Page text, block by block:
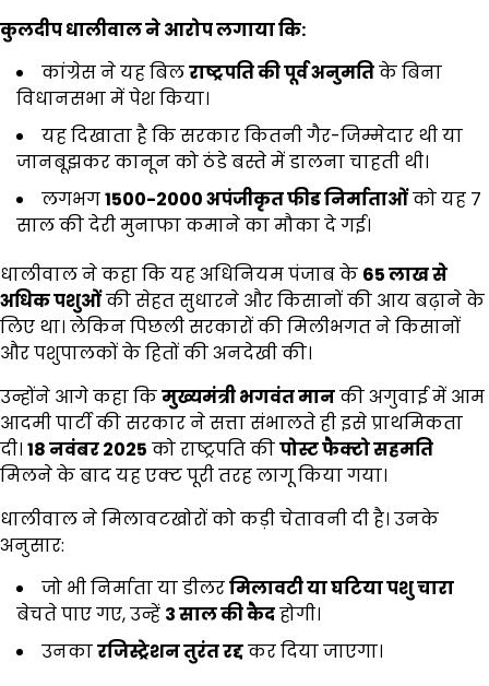
कुलदीप धालीवाल ने आरोप लगाया कि:
कांग्रेस ने यह बिलराष्ट्रपति की पूर्व अनुमतिके बिना
विधानसभा में पेश किया।
यह दिखाता है कि सरकार कितनी गैर-जिम्मेदार थी या
जानबूझकर कानून को ठंडे बस्ते में डालना चाहती थी।
लगभग1500-2000अपंजीकृत फीड निर्माताओंको यह 7
साल की देरी मुनाफा कमाने का मौका दे गई।
धालीवाल ने कहा कि यह अधिनियम पंजाब के 65लाख से
अधिक पशुओंकी सेहत सुधारने और किसानों की आय बढ़ाने के
लिए था। लेकिन पिछली सरकारों की मिलीभगत ने किसानों
और पशुपालकों के हितों की अनदेखी की।
उन्होंने आगे कहा किमुख्यमंत्री भगवंत मानकी अगुवाई में आम
आदमी पार्टी की सरकार ने सत्ता संभालते ही इसे प्राथमिकता
दी। 18नवंबर2025 को राष्ट्रपति कीपोस्ट फैक्टो सहमति
मिलने के बाद यह एक्ट पूरी तरह लागू किया गया।
धालीवाल ने मिलावटखोरों को कड़ी चेतावनी दी है। उनके
अनुसार:
जो भी निर्माता या डीलरमिलावटी या घटिया पशु चारा
बेचते पाए गए, उन्हें 3साल की कैदहोगी।
उनकारजिस्ट्रेशन तुरंत रद्दकर दिया जाएगा।